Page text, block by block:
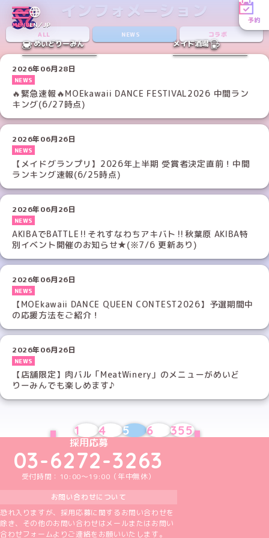
MENUEN／JP
予約
めいどりーみん メイド酒場
インフォメーション
ALL NEWS コラボ
2026年06月28日
NEWS
🔥緊急速報🔥MOEkawaii DANCE FESTIVAL2026 中間ラン
キング(6/27時点)
2026年06月26日
NEWS
【メイドグランプリ】2026年上半期 受賞者決定直前！中間
ランキング速報(6/25時点)
2026年06月26日
NEWS
AKIBAでBATTLE‼️それすなわちアキバト‼️秋葉原 AKIBA特
別イベント開催のお知らせ★(※7/6 更新あり)
2026年06月26日
NEWS
【MOEkawaii DANCE QUEEN CONTEST2026】予選期間中
の応援方法をご紹介！
2026年06月26日
NEWS
【店舗限定】肉バル「MeatWinery」のメニューがめいど
りーみんでも楽しめます♪
PREV
1 4 5 6 355NEXT
めいどりーみんTikTok公式アカウント
めいどりーみんX公式アカウント
めいどりーみんInstagram公式アカウント
めいどりーみんFacebook公式アカウン
めいどりーみんYouTube公式アカ
採用応募
03-6272-3263
受付時間：10:00～19:00（年中無休）
お問い合わせについて
恐れ入りますが、採用応募に関するお問い合わせを
除き、その他のお問い合わせはメールまたはお問い
合わせフォームよりご連絡をお願いいたします。